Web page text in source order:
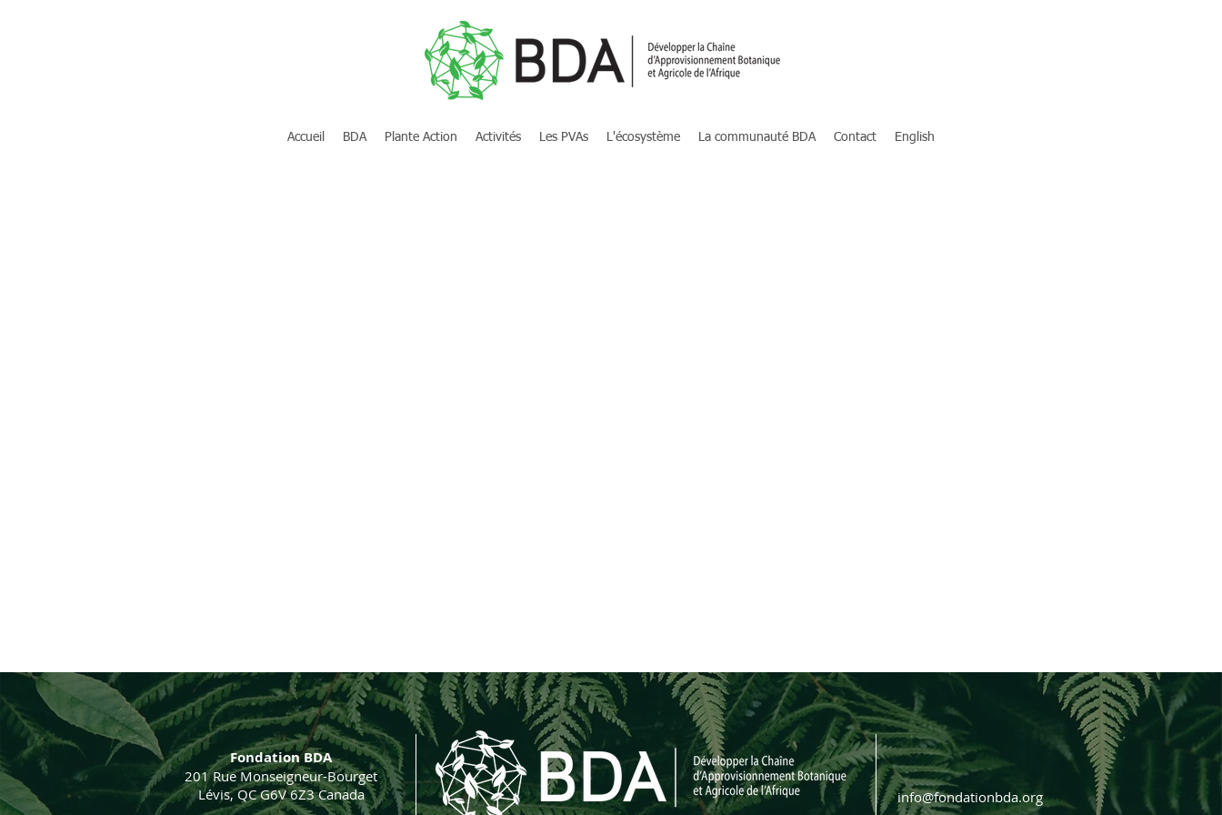
Accueil BDA Plante Action Activités Les PVAs L'écosystème La communauté BDA Contact English
Fondation BDA
201 Rue Monseigneur-Bourget
Lévis, QC G6V 6Z3 Canada
info@fondationbda.org